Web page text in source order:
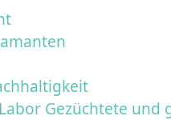
Gezüchtete